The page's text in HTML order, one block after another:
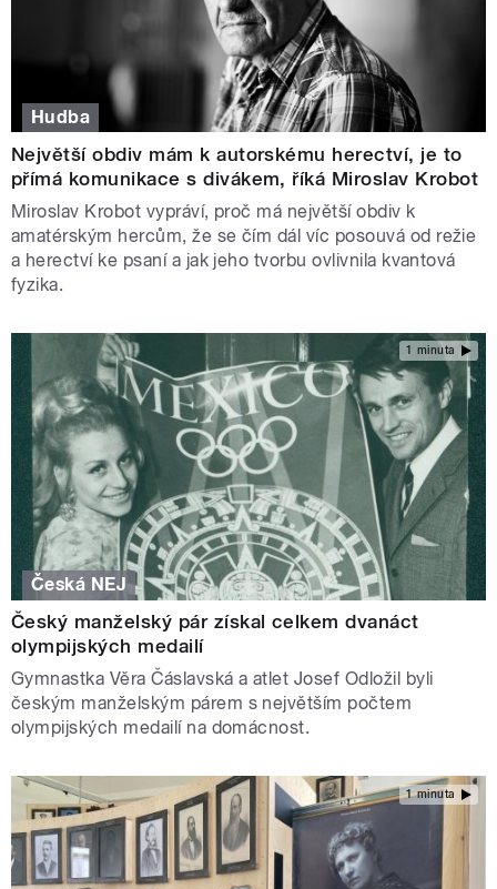
Hudba
Největší obdiv mám k autorskému herectví, je to
přímá komunikace s divákem, říká Miroslav Krobot
Miroslav Krobot vypráví, proč má největší obdiv k
amatérským hercům, že se čím dál víc posouvá od režie
a herectví ke psaní a jak jeho tvorbu ovlivnila kvantová
fyzika.
1 minuta
Česká NEJ
Český manželský pár získal celkem dvanáct
olympijských medailí
Gymnastka Věra Čáslavská a atlet Josef Odložil byli
českým manželským párem s největším počtem
olympijských medailí na domácnost.
1 minuta